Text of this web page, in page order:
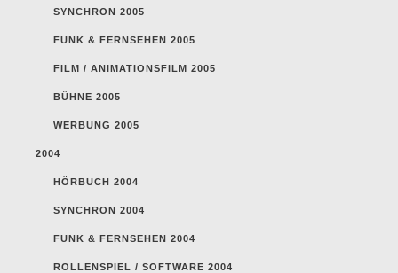
SYNCHRON 2005
FUNK & FERNSEHEN 2005
FILM / ANIMATIONSFILM 2005
BÜHNE 2005
WERBUNG 2005
2004
HÖRBUCH 2004
SYNCHRON 2004
FUNK & FERNSEHEN 2004
ROLLENSPIEL / SOFTWARE 2004